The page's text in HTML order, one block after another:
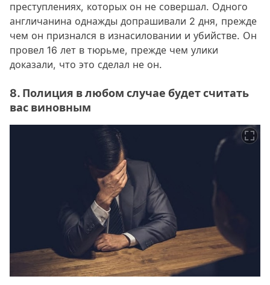
преступлениях, которых он не совершал. Одного
англичанина однажды допрашивали 2 дня, прежде
чем он признался в изнасиловании и убийстве. Он
провел 16 лет в тюрьме, прежде чем улики
доказали, что это сделал не он.
8. Полиция в любом случае будет считать
вас виновным